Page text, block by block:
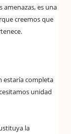
amenazas, es una
creemos que
estaría completa
unidad
la